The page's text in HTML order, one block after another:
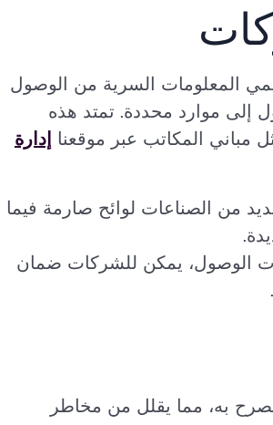
المعلومات السرية من الوصول
إلى موارد محددة. تمتد هذه
مباني المكاتب عبر موقعنا إدارة
من الصناعات لوائح صارمة فيما
الوصول، يمكن للشركات ضمان
به، مما يقلل من مخاطر